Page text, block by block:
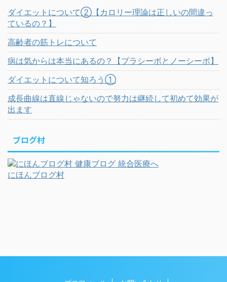
ダイエットについて②【カロリー理論は正しいの間違っ
ているの？】
高齢者の筋トレについて
病は気からは本当にあるの？【プラシーボとノーシーボ】
ダイエットについて知ろう①
成長曲線は直線じゃないので努力は継続して初めて効果が
出ます
ブログ村
にほんブログ村